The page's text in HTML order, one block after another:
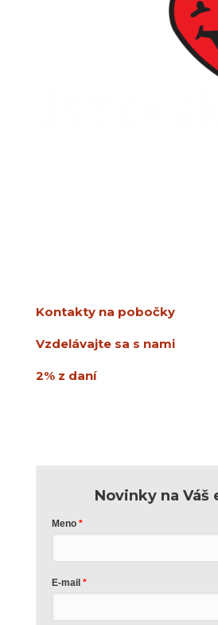
Kontakty na pobočky
Vzdelávajte sa s nami
2% z daní
Novinky na Váš
Meno
E-mail